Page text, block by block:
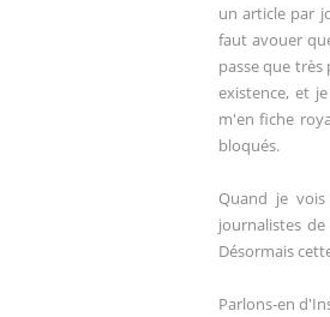
un article par
faut avouer
passe que
existence, et
m'en fiche
bloqués.
Quand je
journalistes
Désormais
Parlons-en